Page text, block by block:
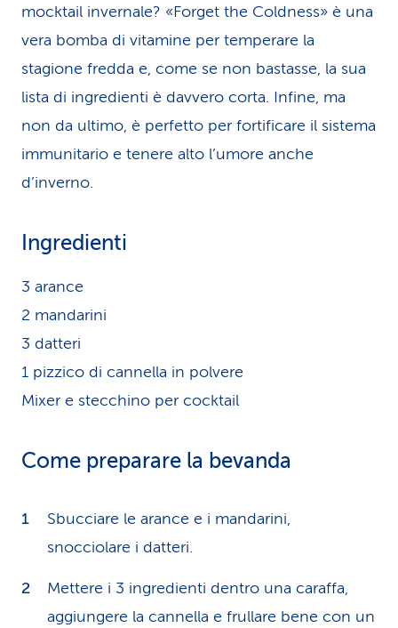
mocktail invernale? «Forget the Coldness» è una
vera bomba di vitamine per temperare la
stagione fredda e, come se non bastasse, la sua
lista di ingredienti è davvero corta. Infine, ma
non da ultimo, è perfetto per fortificare il sistema
immunitario e tenere alto l’umore anche
d’inverno.
Ingredienti
3 arance
2 mandarini
3 datteri
1 pizzico di cannella in polvere
Mixer e stecchino per cocktail
Come preparare la bevanda
Sbucciare le arance e i mandarini,
snocciolare i datteri.
Mettere i 3 ingredienti dentro una caraffa,
aggiungere la cannella e frullare bene con un